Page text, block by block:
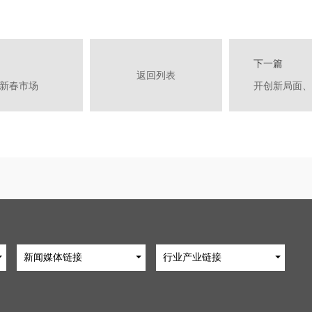
春市场
返回列表
下一篇
新闻媒体链接 行业产业链接